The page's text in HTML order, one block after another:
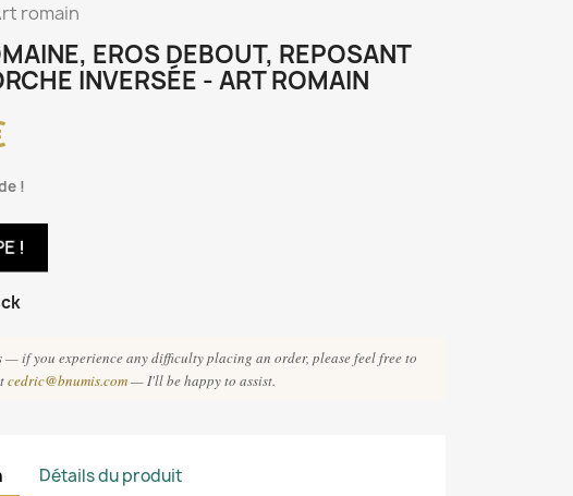
romain
EROS DEBOUT, REPOSANT
INVERSÉE - ART ROMAIN
!
!
— if you experience any difficulty placing an order, please feel free to
cedric@bnumis.com— I'll be happy to assist.
Détails du produit